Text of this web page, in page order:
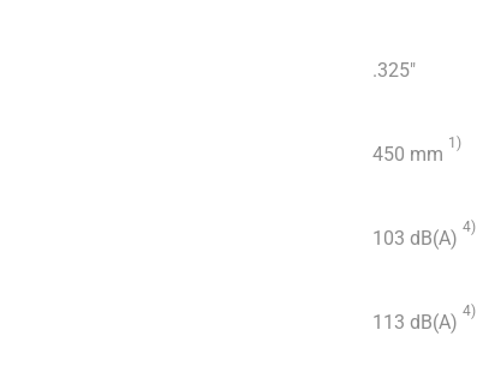
.325″
450 mm
1)
103 dB(A)
4)
113 dB(A)
4)